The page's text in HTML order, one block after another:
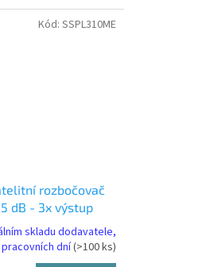
rozbočovač
dB - 3x výstup
skladu dodavatele,
dní(>100 ks)
Kód: SSPL310ME